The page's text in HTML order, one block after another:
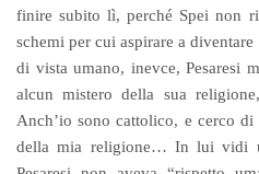
finire subito lì, perché Spei non
schemi per cui aspirare a
di vista umano, inevce, Pesaresi
alcun mistero della sua
Anch’io sono cattolico, e cerco
della mia religione… In lui vidi